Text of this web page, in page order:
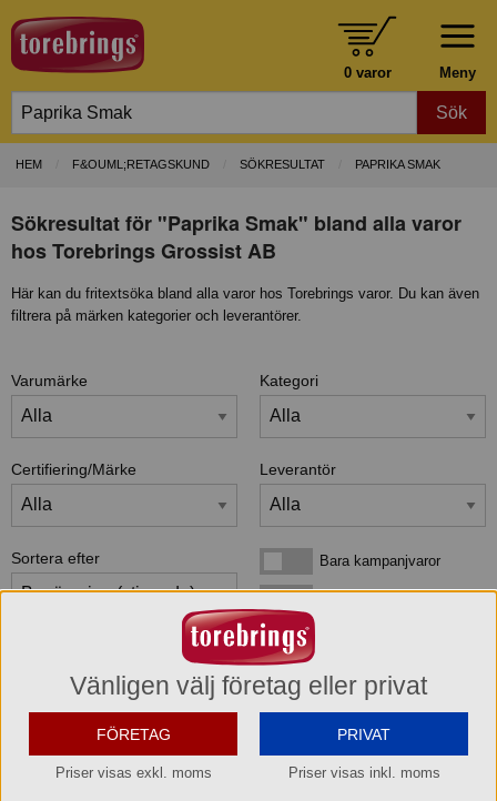
Meny
0 varor
Sök
HEM F&OUML;RETAGSKUND SÖKRESULTAT PAPRIKA SMAK
Sökresultat för "Paprika Smak" bland alla varor
hos Torebrings Grossist AB
Här kan du fritextsöka bland alla varor hos Torebrings varor. Du kan även
filtrera på märken kategorier och leverantörer.
Varumärke Kategori
Certifiering/Märke Leverantör
Sortera efter Bara kampanjvarorBara kampanjvaror
Bara lagervarorBara lagervaror
Visa maxläge 1 vara/rad
Visa standardlägeVisa standardläge 2 varor/rad
produktersom matchar din sökning:
Vänligen välj företag eller privat
FÖRETAG
Priser visas exkl. moms
PRIVAT
Priser visas inkl. moms